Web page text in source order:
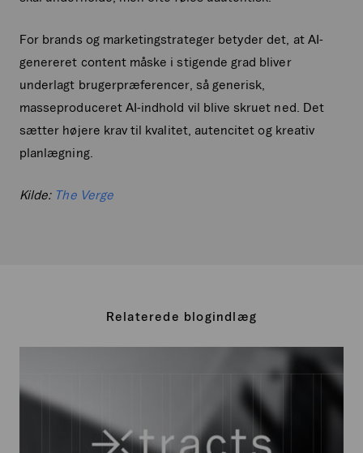
For brands og marketingstrateger betyder det, at AI-
genereret content måske i stigende grad bliver
underlagt brugerpræferencer, så generisk,
masseproduceret AI-indhold vil blive skruet ned. Det
sætter højere krav til kvalitet, autencitet og kreativ
planlægning.
Kilde: The Verge
Relaterede blogindlæg
2026